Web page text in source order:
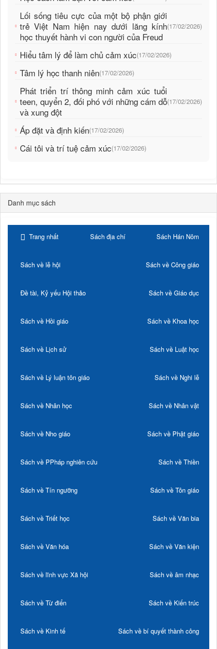
Lối sống tiêu cực của một bộ phận giới
trẻ Việt Nam hiện nay dưới lăng kính
học thuyết hành vi con người của Freud
(17/02/2026)
Hiểu tâm lý để làm chủ cảm xúc(17/02/2026)
Tâm lý học thanh niên(17/02/2026)
Phát triển trí thông minh cảm xúc tuổi
teen, quyển 2, đối phó với những cám dỗ
và xung đột
(17/02/2026)
Áp đặt và định kiến(17/02/2026)
Cái tôi và trí tuệ cảm xúc(17/02/2026)
Danh mục sách
Trang nhất Sách địa chí Sách Hán Nôm
Sách về lễ hội Sách về Công giáo
Đề tài, Kỷ yếu Hội thảo Sách về Giáo dục
Sách về Hồi giáo Sách về Khoa học
Sách về Lịch sử Sách về Luật học
Sách về Lý luận tôn giáo Sách về Nghi lễ
Sách về Nhân học Sách về Nhân vật
Sách về Nho giáo Sách về Phật giáo
Sách về PPháp nghiên cứu Sách về Thiền
Sách về Tín ngưỡng Sách về Tôn giáo
Sách về Triết học Sách về Văn bia
Sách về Văn hóa Sách về Văn kiện
Sách về lĩnh vực Xã hội Sách về âm nhạc
Sách về Từ điển Sách về Kiến trúc
Sách về Kinh tế Sách về bí quyết thành công